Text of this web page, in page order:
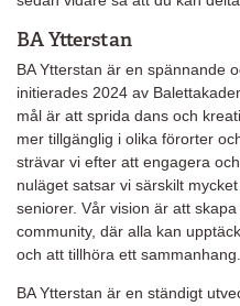
BA Ytterstan
BA Ytterstan är en spännande
initierades 2024 av
mål är att sprida dans och
mer tillgänglig i olika förorter
strävar vi efter att engagera
nuläget satsar vi särskilt
seniorer. Vår vision är att
community, där alla kan
och att tillhöra ett sammanhang.
BA Ytterstan är en ständigt